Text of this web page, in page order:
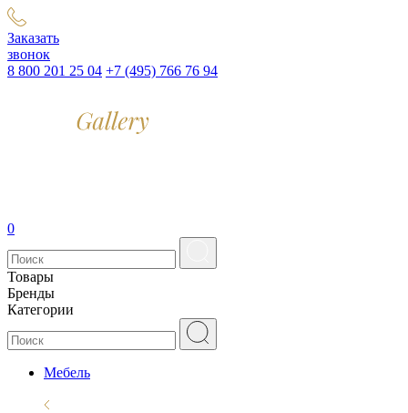
Заказать
звонок
8 800 201 25 04 +7 (495) 766 76 94
0
Товары
Бренды
Категории
Мебель